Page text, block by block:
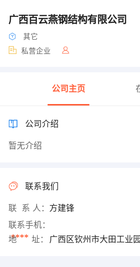
广西百云燕钢结构有限公司
其它
私营企业
公司主页
公司介绍
暂无介绍
联系我们
联 系 人： 方建锋
联系手机：
****
地 址： 广西区钦州市大田工业园